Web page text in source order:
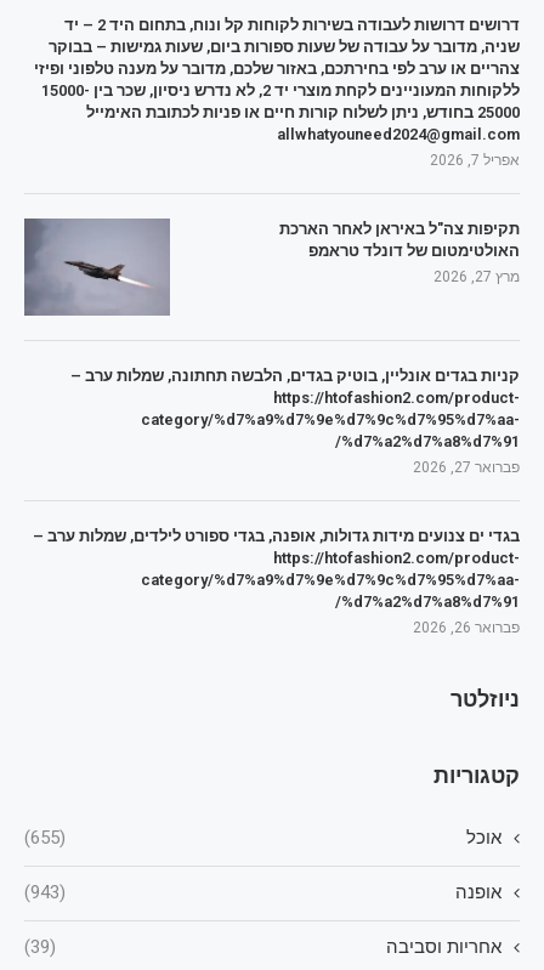
דרושים דרושות לעבודה בשירות לקוחות קל ונוח, בתחום היד 2 – יד
שניה, מדובר על עבודה של שעות ספורות ביום, שעות גמישות – בבוקר
צהריים או ערב לפי בחירתכם, באזור שלכם, מדובר על מענה טלפוני ופיזי
ללקוחות המעוניינים לקחת מוצרי יד 2, לא נדרש ניסיון, שכר בין 15000-
25000 בחודש, ניתן לשלוח קורות חיים או פניות לכתובת האימייל
allwhatyouneed2024@gmail.com
אפריל 7, 2026
תקיפות צה"ל באיראן לאחר הארכת
האולטימטום של דונלד טראמפ
מרץ 27, 2026
קניות בגדים אונליין, בוטיק בגדים, הלבשה תחתונה, שמלות ערב –
https://htofashion2.com/product-
category/%d7%a9%d7%9e%d7%9c%d7%95%d7%aa-
%d7%a2%d7%a8%d7%91/
פברואר 27, 2026
בגדי ים צנועים מידות גדולות, אופנה, בגדי ספורט לילדים, שמלות ערב –
https://htofashion2.com/product-
category/%d7%a9%d7%9e%d7%9c%d7%95%d7%aa-
%d7%a2%d7%a8%d7%91/
פברואר 26, 2026
ניוזלטר
קטגוריות
אוכל (655)
אופנה (943)
אחריות וסביבה (39)